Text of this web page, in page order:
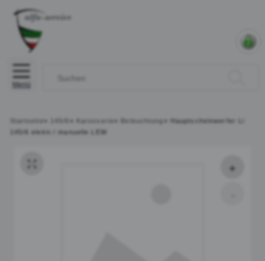
Menü
Startseite » » Karosserie » Beleuchtung »
Hauptscheinwerfer Li
145/6 elektr./ manuelle LEW